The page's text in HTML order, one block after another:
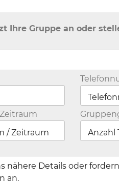
Ihre Gruppe an oder